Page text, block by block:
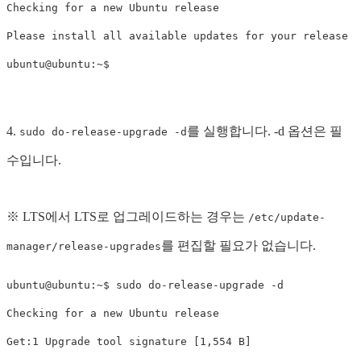
Checking for a new Ubuntu release
Please install all available updates for your release
4. sudo do-release-upgrade -d 를 실행합니다. -d 옵션은 필
수입니다.
※ LTS에서 LTS로 업그레이드하는 경우는 /etc/update-
manager/release-upgrades를 편집할 필요가 없습니다.
ubuntu@ubuntu:~$ sudo do-release-upgrade -d
Checking for a new Ubuntu release
Get:1 Upgrade tool